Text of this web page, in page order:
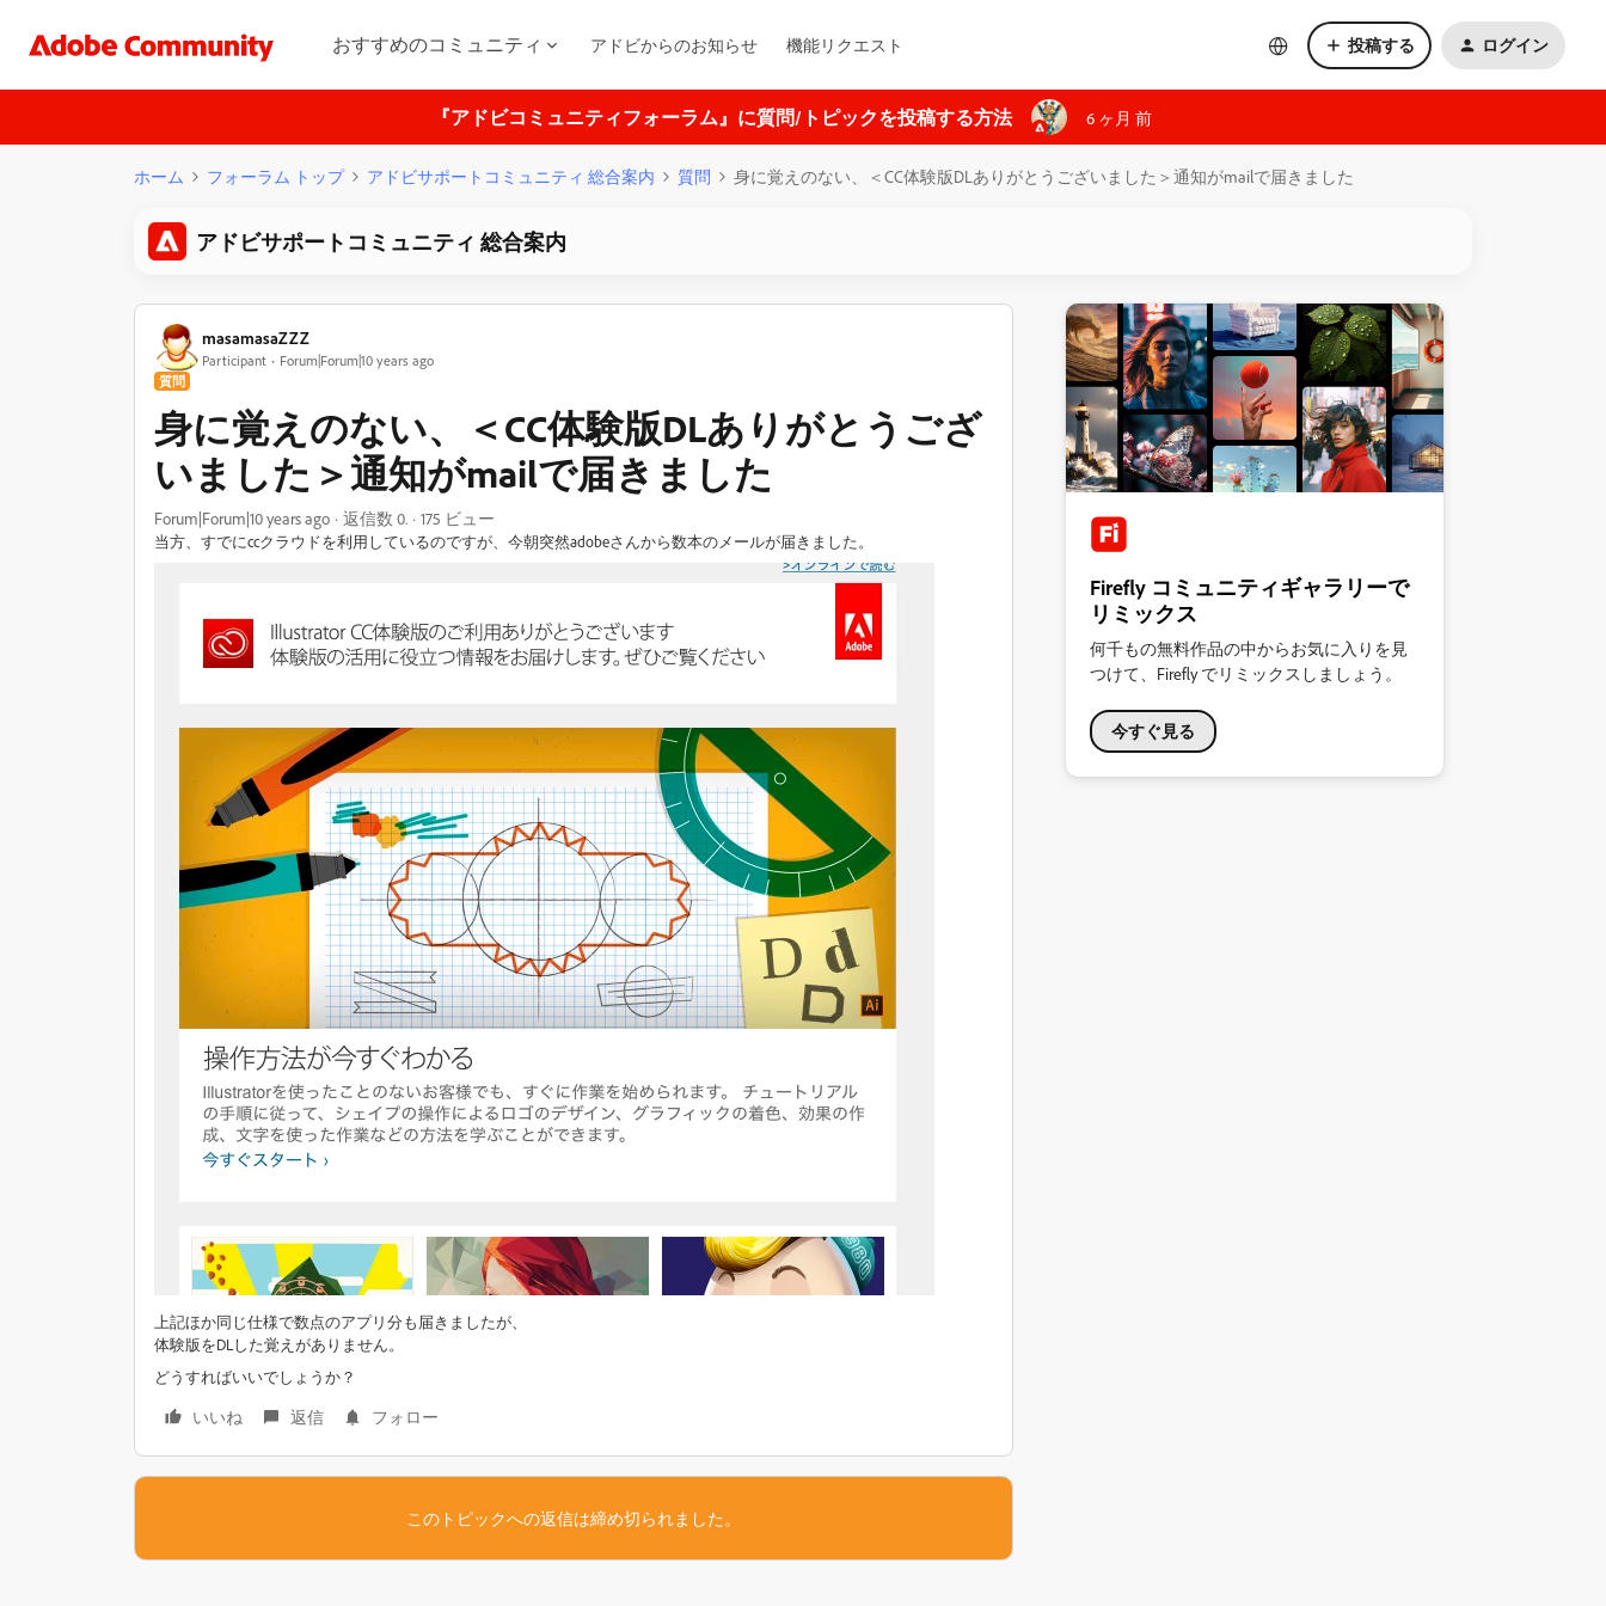
おすすめのコミュニティ アドビからのお知らせ 機能リクエスト 投稿する ログイン
『アドビコミュニティフォーラム』に質問/トピックを投稿する方法 6 ヶ月 前
ホーム フォーラム トップ アドビサポートコミュニティ 総合案内 質問 身に覚えのない、＜CC体験版DLありがとうございました＞通知がmailで届きました
アドビサポートコミュニティ 総合案内
masamasaZZZ
Participant Forum|Forum|10 years ago
質問
身に覚えのない、＜CC体験版DLありがとうござ
いました＞通知がmailで届きました
Forum|Forum|10 years ago 返信数 0. 175 ビュー
当方、すでにccクラウドを利用しているのですが、今朝突然adobeさんから数本のメールが届きました。
上記ほか同じ仕様で数点のアプリ分も届きましたが、
体験版をDLした覚えがありません。
どうすればいいでしょうか？
いいね 返信 フォロー
このトピックへの返信は締め切られました。
Firefly コミュニティギャラリーで
リミックス
何千もの無料作品の中からお気に入りを見
つけて、Firefly でリミックスしましょう。
今すぐ見る